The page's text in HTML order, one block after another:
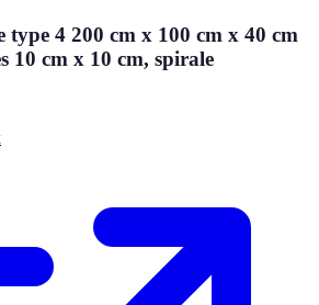
type 4 200 cm x 100 cm x 40 cm
10 cm x 10 cm, spirale